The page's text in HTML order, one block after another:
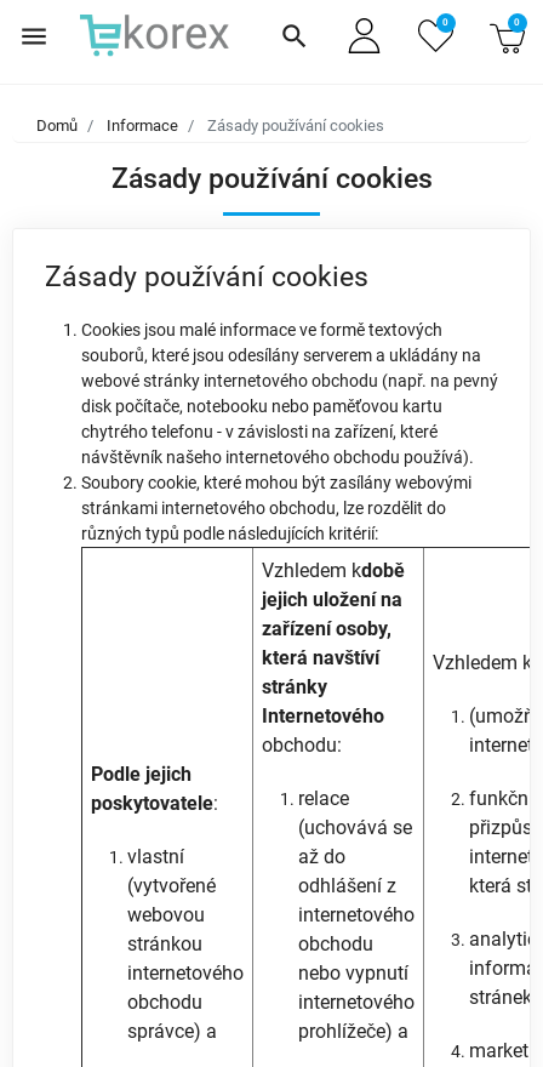
menu search 0 0
Domů Informace Zásady používání cookies
Zásady používání cookies
Zásady používání cookies
Cookies jsou malé informace ve formě textových
souborů, které jsou odesílány serverem a ukládány na
webové stránky internetového obchodu (např. na pevný
disk počítače, notebooku nebo paměťovou kartu
chytrého telefonu - v závislosti na zařízení, které
návštěvník našeho internetového obchodu používá).
Soubory cookie, které mohou být zasílány webovými
stránkami internetového obchodu, lze rozdělit do
různých typů podle následujících kritérií:
Podle jejich
poskytovatele:
vlastní
(vytvořené
webovou
stránkou
internetového
obchodu
správce) a
Vzhledem kdobě
jejich uložení na
zařízení osoby,
která navštíví
stránky
Internetového
obchodu:
relace
(uchovává se
až do
odhlášení z
internetového
obchodu
nebo vypnutí
internetového
prohlížeče) a
Vzhledem k
funkční/
která
stránek